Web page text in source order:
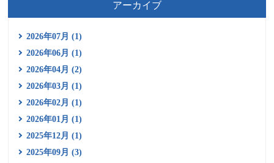
アーカイブ
2026年07月 (1)
2026年06月 (1)
2026年04月 (2)
2026年03月 (1)
2026年02月 (1)
2026年01月 (1)
2025年12月 (1)
2025年09月 (3)